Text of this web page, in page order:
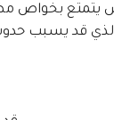
يتمتع بخواص
الذي قد يسبب